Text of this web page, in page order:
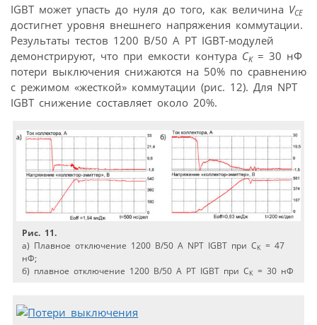
IGBT может упасть до нуля до того, как величина VCE
достигнет уровня внешнего напряжения коммутации.
Результаты тестов 1200 В/50 А PT IGBT-модулей
демонстрируют, что при емкости контура СK= 30 нФ
потери выключения снижаются на 50% по сравнению
с режимом «жесткой» коммутации (рис. 12). Для NPT
IGBT снижение составляет около 20%.
Рис. 11.
а) Плавное отключение 1200 В/50 А NPT IGBT при СK = 47
нФ;
б) плавное отключение 1200 В/50 А РТ IGBT при СK = 30 нФ